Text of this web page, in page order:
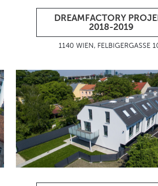
DREAMFACTORY
2018-2019
1140 WIEN, FELBIGERGASSE